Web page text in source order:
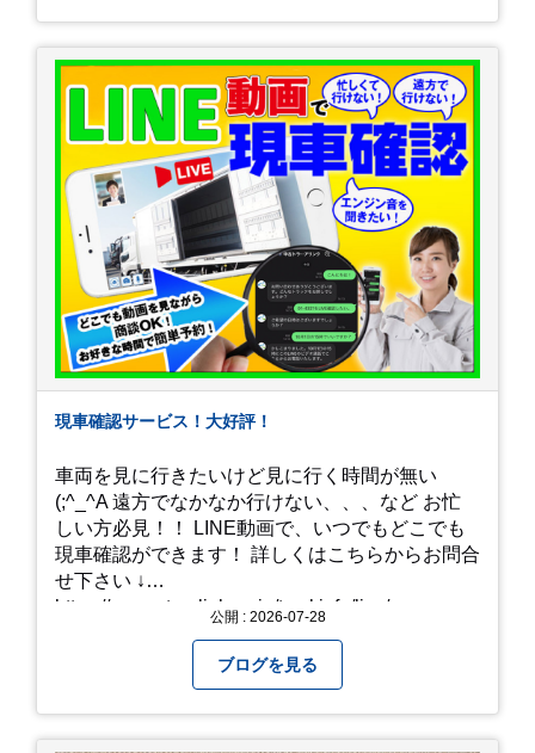
現車確認サービス！大好評！
車両を見に行きたいけど見に行く時間が無い
(;^_^A 遠方でなかなか行けない、、、など お忙
しい方必見！！ LINE動画で、いつでもどこでも
現車確認ができます！ 詳しくはこちらからお問合
せ下さい ↓
https://www.steerlink.co.jp/truckinfo/live/
公開 : 2026-07-28
ブログを見る